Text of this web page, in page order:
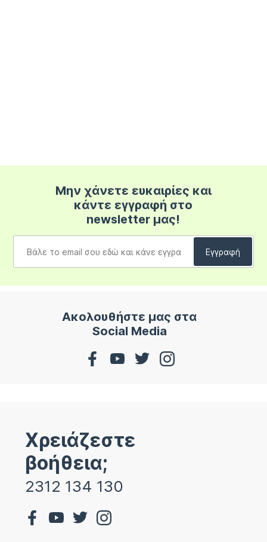
Μην χάνετε ευκαιρίες και
κάντε εγγραφή στο
newsletter μας!
Ακολουθήστε μας στα
Social Media
Χρειάζεστε
βοήθεια;
2312 134 130